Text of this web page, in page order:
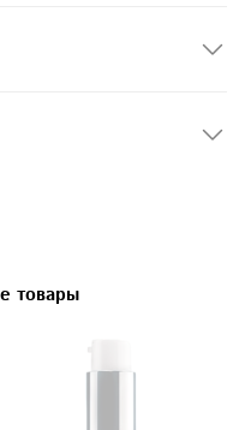
товары